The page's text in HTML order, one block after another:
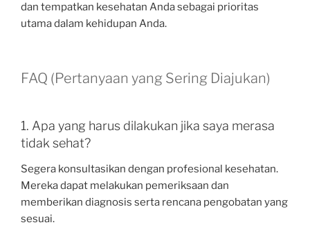
dan tempatkan kesehatan Anda sebagai prioritas
utama dalam kehidupan Anda.
FAQ (Pertanyaan yang Sering Diajukan)
1. Apa yang harus dilakukan jika saya merasa
tidak sehat?
Segera konsultasikan dengan profesional kesehatan.
Mereka dapat melakukan pemeriksaan dan
memberikan diagnosis serta rencana pengobatan yang
sesuai.